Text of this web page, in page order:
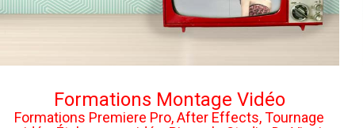
Formations Montage Vidéo
Formations Premiere Pro, After Effects, Tournage